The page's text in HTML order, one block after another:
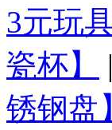
3元玩具
瓷杯】
|
锈钢盘